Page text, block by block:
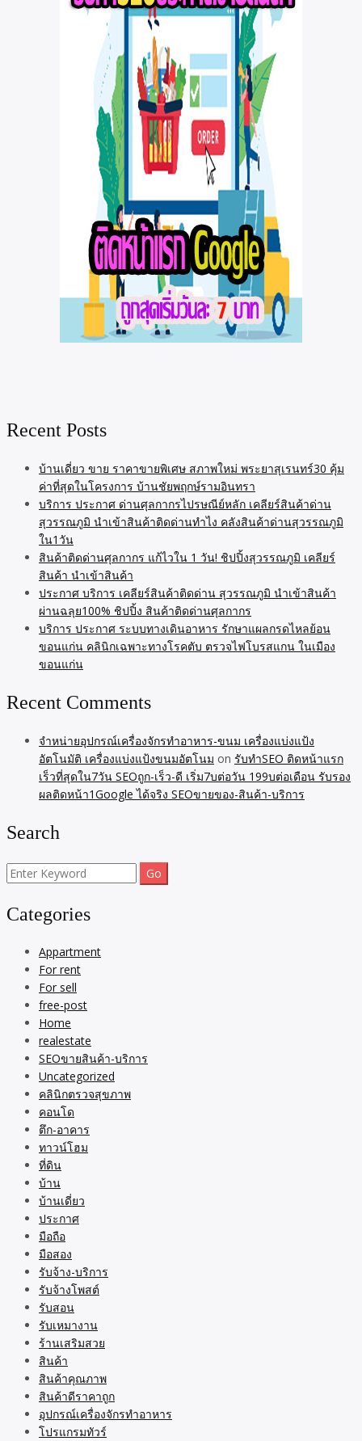
Recent Posts
บ้านเดี่ยว ขาย ราคาขายพิเศษ สภาพใหม่ พระยาสุเรนทร์30 คุ้ม
ค่าที่สุดในโครงการ บ้านชัยพฤกษ์รามอินทรา
บริการ ประกาศ ด่านศุลกากรไปรษณีย์หลัก เคลียร์สินค้าด่าน
สุวรรณภูมิ นำเข้าสินค้าติดด่านทำไง คลังสินค้าด่านสุวรรณภูมิ
ใน1วัน
สินค้าติดด่านศุลกากร แก้ไวใน 1 วัน! ชิปปิ้งสุวรรณภูมิ เคลียร์
สินค้า นำเข้าสินค้า
ประกาศ บริการ เคลียร์สินค้าติดด่าน สุวรรณภูมิ นำเข้าสินค้า
ผ่านฉลุย100% ชิปปิ้ง สินค้าติดด่านศุลกากร
บริการ ประกาศ ระบบทางเดินอาหาร รักษาแผลกรดไหลย้อน
ขอนแก่น คลินิกเฉพาะทางโรคตับ ตรวจไฟโบรสแกน ในเมือง
ขอนแก่น
Recent Comments
จำหน่ายอุปกรณ์เครื่องจักรทำอาหาร-ขนม เครื่องแบ่งแป้ง
อัตโนมัติ เครื่องแบ่งแป้งขนมอัตโนม on รับทำSEO ติดหน้าแรก
เร็วที่สุดใน7วัน SEOถูก-เร็ว-ดี เริ่ม7บต่อวัน 199บต่อเดือน รับรอง
ผลติดหน้า1Google ได้จริง SEOขายของ-สินค้า-บริการ
Search
Search
for:
Categories
Appartment
For rent
For sell
free-post
Home
realestate
SEOขายสินค้า-บริการ
Uncategorized
คลินิกตรวจสุขภาพ
คอนโด
ตึก-อาคาร
ทาวน์โฮม
ที่ดิน
บ้าน
บ้านเดี่ยว
ประกาศ
มือถือ
มือสอง
รับจ้าง-บริการ
รับจ้างโพสต์
รับสอน
รับเหมางาน
ร้านเสริมสวย
สินค้า
สินค้าคุณภาพ
สินค้าดีราคาถูก
อุปกรณ์เครื่องจักรทำอาหาร
โปรแกรมทัวร์